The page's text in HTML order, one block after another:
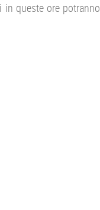
queste ore